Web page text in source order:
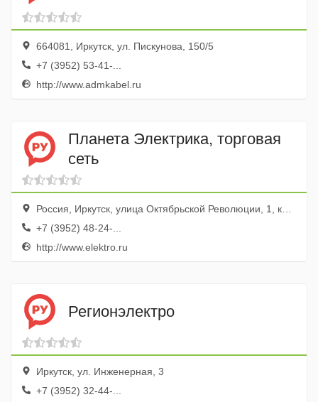
664081, Иркутск, ул. Пискунова, 150/5
+7 (3952) 53-41-...
http://www.admkabel.ru
Планета Электрика, торговая
сеть
Россия, Иркутск, улица Октябрьской Революции, 1, корп. 7
+7 (3952) 48-24-...
http://www.elektro.ru
Регионэлектро
Иркутск, ул. Инженерная, 3
+7 (3952) 32-44-...